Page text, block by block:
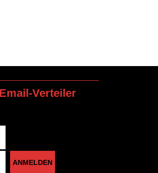
Verteiler
ANMELDEN